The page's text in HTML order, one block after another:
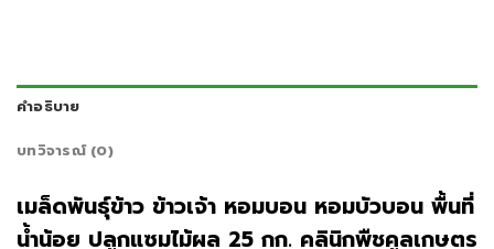
คำอธิบาย
บทวิจารณ์ (0)
เมล็ดพันธุ์​ข้าว​ ข้าวเจ้า หอมบอน หอมบัวบอน พื้นที่
น้ำน้อย ปลูกแซมไม้ผล 25 กก. คลินิกพืชคูลเกษตร